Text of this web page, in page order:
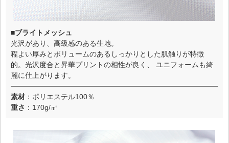
■ブライトメッシュ
光沢があり、高級感のある生地。
程よい厚みとボリュームのあるしっかりとした肌触りが特徴
的。光沢度合と昇華プリントの相性が良く、 ユニフォームも綺
麗に仕上がります。
素材 ：ポリエステル100％
重さ ：170g/㎡